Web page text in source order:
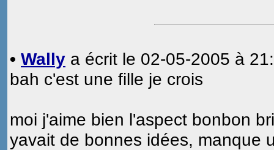
• Wally a écrit le 02-05-2005 à
bah c'est une fille je crois
moi j'aime bien l'aspect bonbon
yavait de bonnes idées, manque